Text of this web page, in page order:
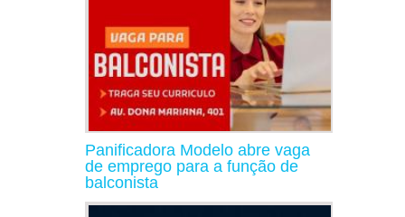
Panificadora Modelo abre vaga
de emprego para a função de
balconista